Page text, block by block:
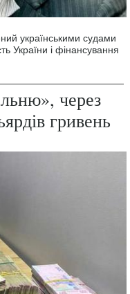
українськими судами
України і фінансування
через
гривень